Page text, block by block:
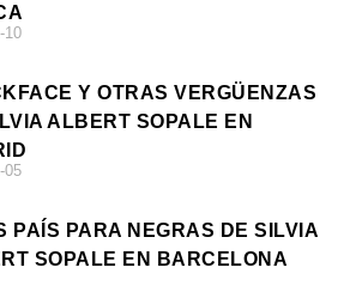
10
Y OTRAS VERGÜENZAS
ALBERT SOPALE EN
05
PAÍS PARA NEGRAS DE SILVIA
SOPALE EN BARCELONA